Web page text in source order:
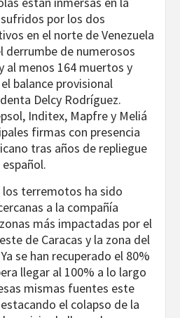
por los dos
en el norte de Venezuela
derrumbe de numerosos
al menos 164 muertos y
balance provisional
Delcy Rodríguez.
Inditex, Mapfre y Meliá
firmas con presencia
tras años de repliegue
terremotos ha sido
a la compañía
más impactadas por el
de Caracas y la zona del
se han recuperado el 80%
llegar al 100% a lo largo
mismas fuentes este
el colapso de la